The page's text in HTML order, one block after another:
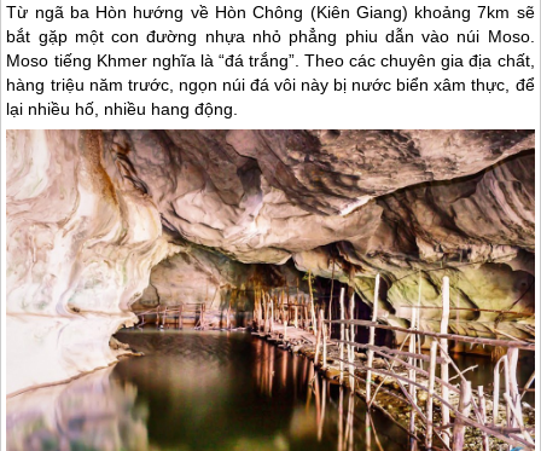
Từ ngã ba Hòn hướng về Hòn Chông (Kiên Giang) khoảng 7km sẽ
bắt gặp một con đường nhựa nhỏ phẳng phiu dẫn vào núi Moso.
Moso tiếng Khmer nghĩa là “đá trắng”. Theo các chuyên gia địa chất,
hàng triệu năm trước, ngọn núi đá vôi này bị nước biển xâm thực, để
lại nhiều hố, nhiều hang động.